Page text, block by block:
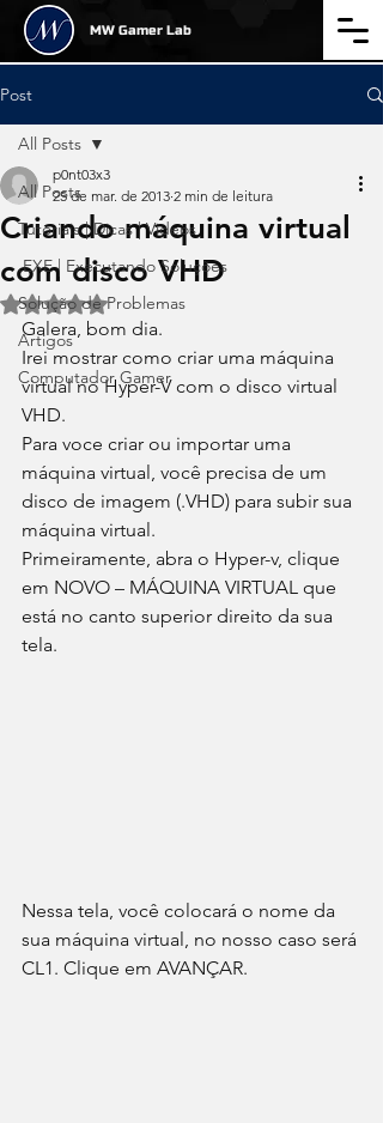
MW Gamer Lab
Post
All Posts
Tutoriais | Dicas | Videos
.EXE | Executando Soluções
Solução de Problemas
Artigos
Computador Gamer
All Posts
Criando máquina virtual
com disco VHD
p0nt03x3
25 de mar. de 2013 2 min de leitura
Avaliado com NaN de 5 estrelas.
Galera, bom dia.
Irei mostrar como criar uma máquina
virtual no Hyper-V com o disco virtual
VHD.
Para voce criar ou importar uma
máquina virtual, você precisa de um
disco de imagem (.VHD) para subir sua
máquina virtual.
Primeiramente, abra o Hyper-v, clique
em NOVO – MÁQUINA VIRTUAL que
está no canto superior direito da sua
tela.
Nessa tela, você colocará o nome da
sua máquina virtual, no nosso caso será
CL1. Clique em AVANÇAR.